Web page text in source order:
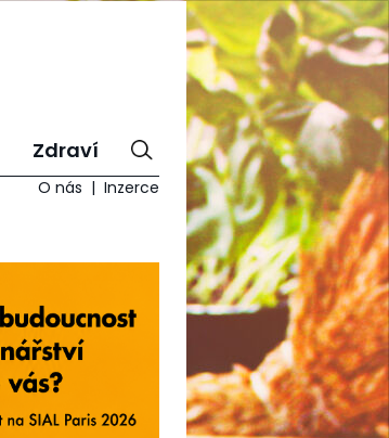
Zdraví
O nás Inzerce